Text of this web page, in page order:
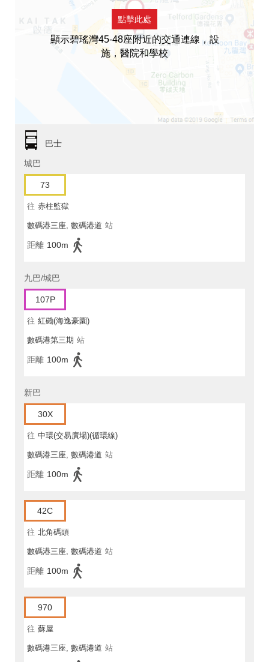
點擊此處
顯示碧瑤灣45-48座附近的交通連線，設
施，醫院和學校
巴士
城巴
73
往 赤柱監獄
數碼港三座, 數碼港道 站
距離 100m
九巴/城巴
107P
往 紅磡(海逸豪園)
數碼港第三期 站
距離 100m
新巴
30X
往 中環(交易廣場)(循環線)
數碼港三座, 數碼港道 站
距離 100m
42C
往 北角碼頭
數碼港三座, 數碼港道 站
距離 100m
970
往 蘇屋
數碼港三座, 數碼港道 站